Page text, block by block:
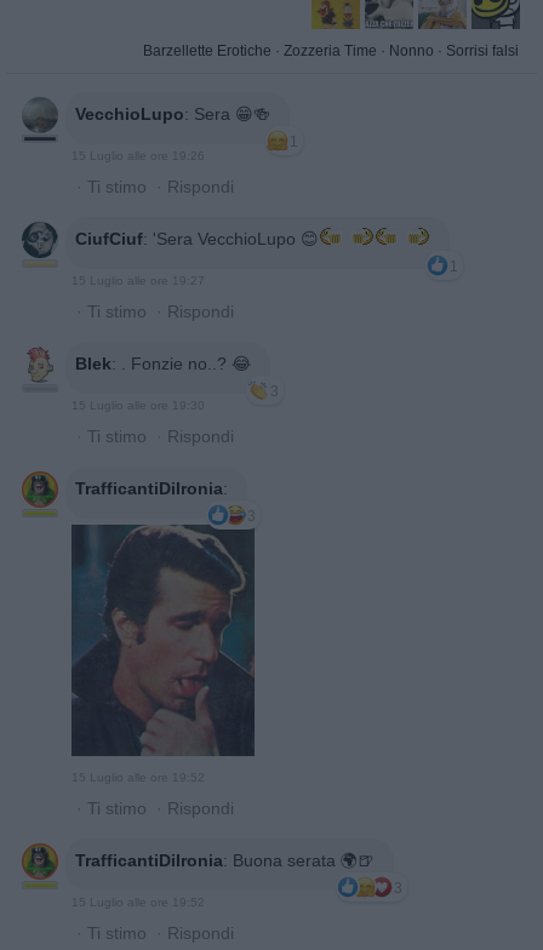
Barzellette Erotiche · Zozzeria Time · Nonno · Sorrisi falsi
VecchioLupo: Sera 😁🍻
1
15 Luglio alle ore 19:26
· Ti stimo · Rispondi
CiufCiuf: 'Sera VecchioLupo 😊
1
15 Luglio alle ore 19:27
· Ti stimo · Rispondi
Blek: . Fonzie no..? 😂
3
15 Luglio alle ore 19:30
· Ti stimo · Rispondi
TrafficantiDiIronia:
3
15 Luglio alle ore 19:52
· Ti stimo · Rispondi
TrafficantiDiIronia: Buona serata 🌍🍺
3
15 Luglio alle ore 19:52
· Ti stimo · Rispondi